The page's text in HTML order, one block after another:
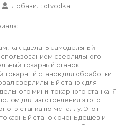
Добавил: otvodka
:
как сделать самодельный
сверлильного
токарный станок
токарный станок для обработки
сверлильный станок для
мини-токарного станка. Я
для изготовления этого
станка по металлу. Этот
станок очень дешев и